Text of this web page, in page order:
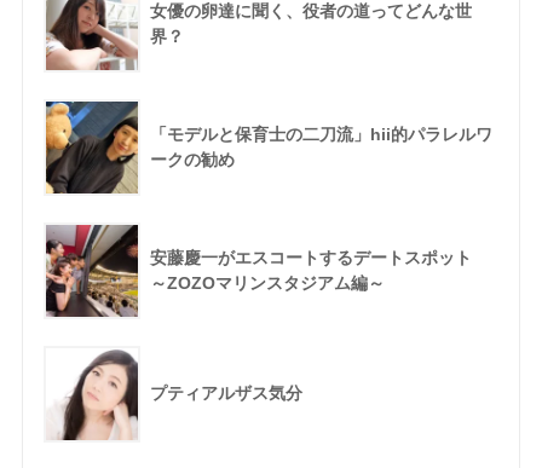
女優の卵達に聞く、役者の道ってどんな世
界？
「モデルと保育士の二刀流」hii的パラレルワ
ークの勧め
安藤慶一がエスコートするデートスポット
～ZOZOマリンスタジアム編～
プティアルザス気分